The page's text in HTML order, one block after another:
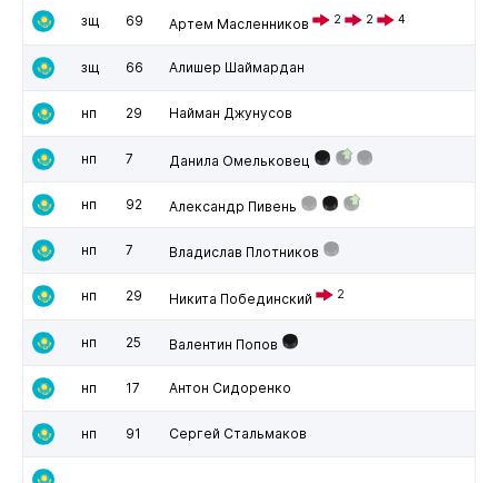
зщ 69 Артем Масленников 2 2 4
зщ 66 Алишер Шаймардан
нп 29 Найман Джунусов
нп 7 Данила Омельковец
нп 92 Александр Пивень
нп 7 Владислав Плотников
нп 29 Никита Побединский 2
нп 25 Валентин Попов
нп 17 Антон Сидоренко
нп 91 Сергей Стальмаков